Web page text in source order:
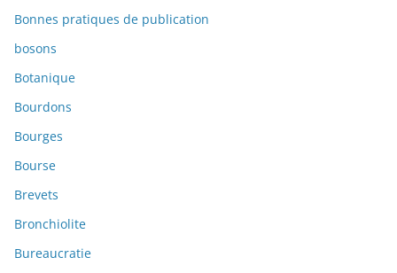
Bonnes pratiques de publication
bosons
Botanique
Bourdons
Bourges
Bourse
Brevets
Bronchiolite
Bureaucratie